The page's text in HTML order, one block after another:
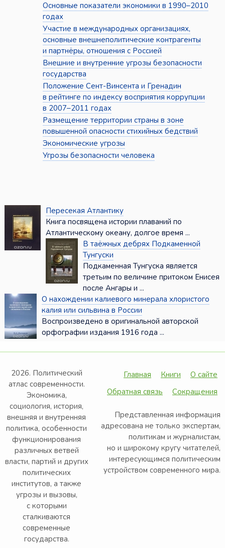
Основные показатели экономики в 1990–2010
годах
Участие в международных организациях,
основные внешнеполитические контрагенты
и партнёры, отношения с Россией
Внешние и внутренние угрозы безопасности
государства
Положение Сент-Винсента и Гренадин
в рейтинге по индексу восприятия коррупции
в 2007–2011 годах
Размещение территории страны в зоне
повышенной опасности стихийных бедствий
Экономические угрозы
Угрозы безопасности человека
Пересекая Атлантику
Книга посвящена истории плаваний по
Атлантическому океану, долгое время ...
В таёжных дебрях Подкаменной
Тунгуски
Подкаменная Тунгуска является
третьим по величине притоком Енисея
после Ангары и ...
О нахождении калиевого минерала хлористого
калия или сильвина в России
Воспроизведено в оригинальной авторской
орфографии издания 1916 года ...
2026. Политический
атлас современности.
Экономика,
социология, история,
внешняя и внутренняя
политика, особенности
функционирования
различных ветвей
власти, партий и других
политических
институтов, а также
угрозы и вызовы,
с которыми
сталкиваются
современные
государства.
Главная Книги
О сайте
Обратная связь
Сокращения
Представленная информация
адресована не только экспертам,
политикам и журналистам,
но и широкому кругу читателей,
интересующимся политическим
устройством современного мира.